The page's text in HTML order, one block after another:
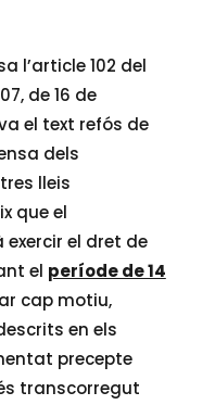
l’article 102 del
de 16 de
el text refós de
dels
lleis
que el
el dret de
el període de 14
cap motiu,
en els
precepte
transcorregut